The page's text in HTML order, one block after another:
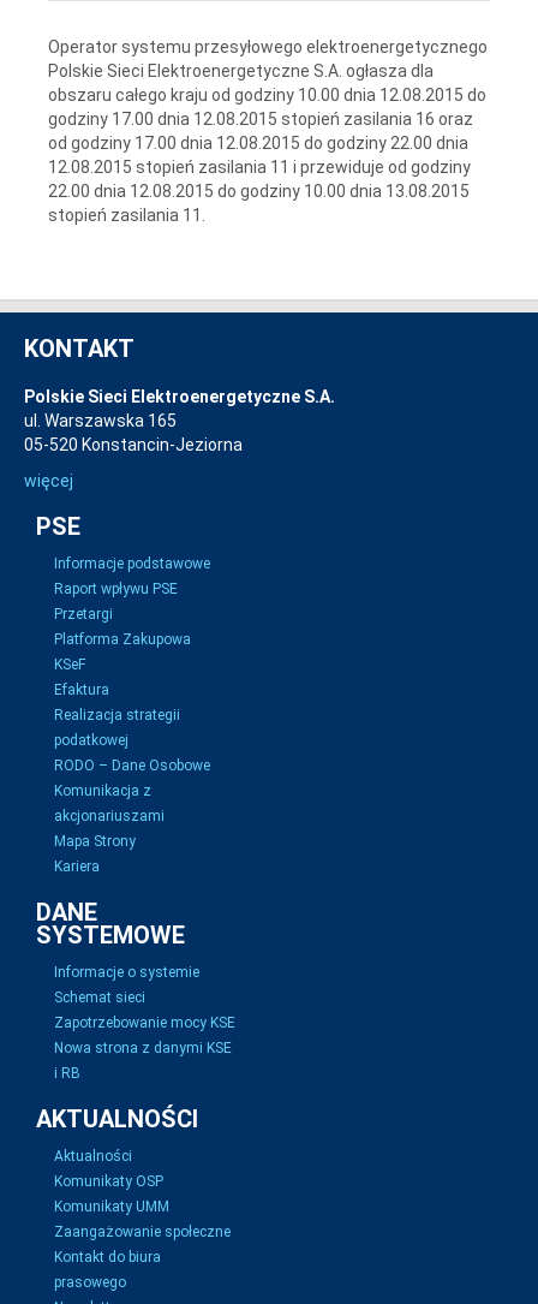
Operator systemu przesyłowego elektroenergetycznego
Polskie Sieci Elektroenergetyczne S.A. ogłasza dla
obszaru całego kraju od godziny 10.00 dnia 12.08.2015 do
godziny 17.00 dnia 12.08.2015 stopień zasilania 16 oraz
od godziny 17.00 dnia 12.08.2015 do godziny 22.00 dnia
12.08.2015 stopień zasilania 11 i przewiduje od godziny
22.00 dnia 12.08.2015 do godziny 10.00 dnia 13.08.2015
stopień zasilania 11.
KONTAKT
Polskie Sieci Elektroenergetyczne S.A.
ul. Warszawska 165
05-520 Konstancin-Jeziorna
więcej
PSE
Informacje podstawowe
Raport wpływu PSE
Przetargi
Platforma Zakupowa
KSeF
Efaktura
Realizacja strategii
podatkowej
RODO – Dane Osobowe
Komunikacja z
akcjonariuszami
Mapa Strony
Kariera
DANE
SYSTEMOWE
Informacje o systemie
Schemat sieci
Zapotrzebowanie mocy KSE
Nowa strona z danymi KSE
i RB
AKTUALNOŚCI
Aktualności
Komunikaty OSP
Komunikaty UMM
Zaangażowanie społeczne
Kontakt do biura
prasowego